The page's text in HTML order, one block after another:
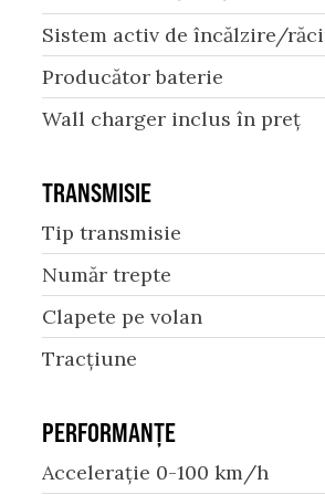
Sistem activ de încălzire/
Producător baterie
Wall charger inclus în preț
TRANSMISIE
Tip transmisie
Număr trepte
Clapete pe volan
Tracțiune
PERFORMANȚE
Accelerație 0-100 km/h